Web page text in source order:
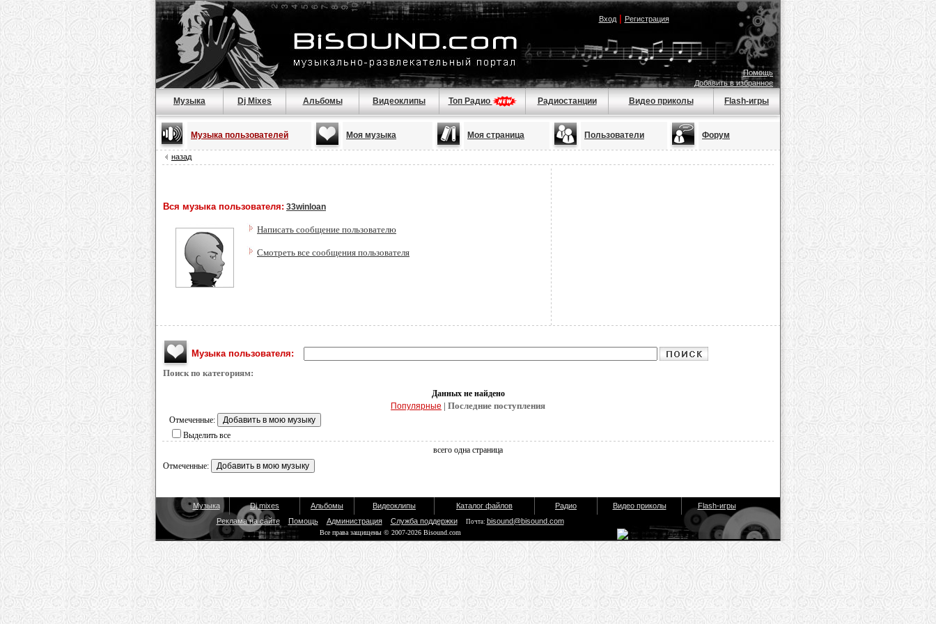
Вход| Регистрация
Помощь
Добавить в избранное
Музыка Dj Mixes Альбомы Видеоклипы Топ Радио Радиостанции Видео приколы Flash-игры
Музыка пользователей Моя музыка Моя страница Пользователи Форум
назад
Вся музыка пользователя: 33winloan
Написать сообщение пользователю
Смотреть все сообщения пользователя
Музыка пользователя:
Поиск по категориям:
Данных не найдено
Популярные | Последние поступления
Отмеченные:
Выделить все
всего одна страница
Отмеченные:
Музыка Dj mixes Альбомы Видеоклипы Каталог файлов Радио Видео приколы
Flash-игры
Реклама на сайте
Помощь Администрация Служба поддержки Почта: bisound@bisound.com
Все права защищены © 2007-2026 Bisound.com